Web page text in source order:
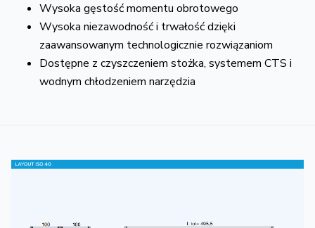
Wysoka gęstość momentu obrotowego
Wysoka niezawodność i trwałość dzięki
zaawansowanym technologicznie rozwiązaniom
Dostępne z czyszczeniem stożka, systemem CTS i
wodnym chłodzeniem narzędzia